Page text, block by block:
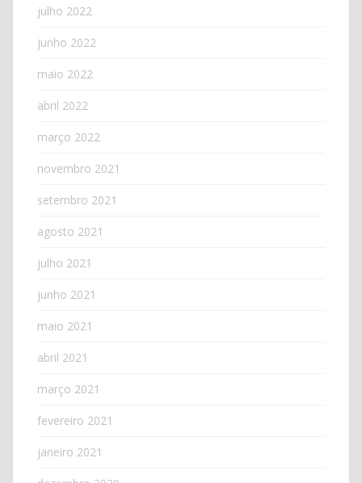
julho 2022
junho 2022
maio 2022
abril 2022
março 2022
novembro 2021
setembro 2021
agosto 2021
julho 2021
junho 2021
maio 2021
abril 2021
março 2021
fevereiro 2021
janeiro 2021